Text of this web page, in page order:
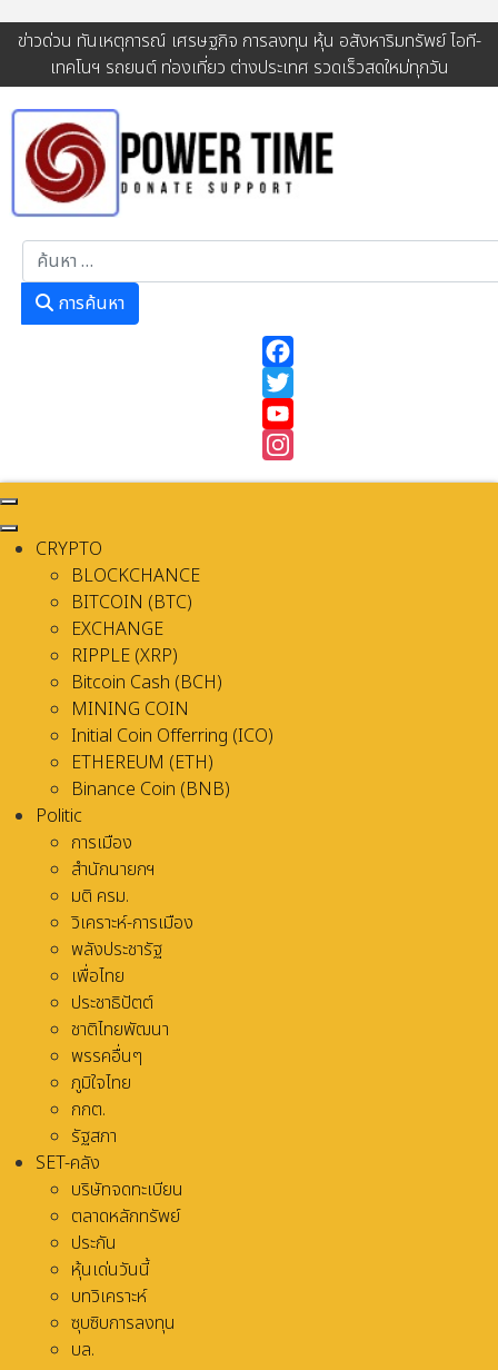
ข่าวด่วน ทันเหตุการณ์ เศรษฐกิจ การลงทุน หุ้น อสังหาริมทรัพย์ ไอที-
เทคโนฯ รถยนต์ ท่องเที่ยว ต่างประเทศ รวดเร็วสดใหม่ทุกวัน
การค้นหา
Instagram
CRYPTO
BLOCKCHANCE
BITCOIN (BTC)
EXCHANGE
RIPPLE (XRP)
Bitcoin Cash (BCH)
MINING COIN
Initial Coin Offerring (ICO)
ETHEREUM (ETH)
Binance Coin (BNB)
Politic
การเมือง
สำนักนายกฯ
มติ ครม.
วิเคราะห์-การเมือง
พลังประชารัฐ
เพื่อไทย
ประชาธิปัตต์
ชาติไทยพัฒนา
พรรคอื่นๆ
ภูมิใจไทย
กกต.
รัฐสภา
SET-คลัง
บริษัทจดทะเบียน
ตลาดหลักทรัพย์
ประกัน
หุ้นเด่นวันนี้
บทวิเคราะห์
ซุบซิบการลงทุน
บล.